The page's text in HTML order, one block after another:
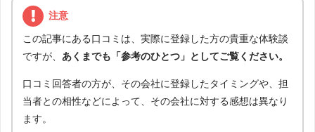
注意
この記事にある口コミは、実際に登録した方の貴重な体験談
ですが、 あくまでも「参考のひとつ」としてご覧ください。
口コミ回答者の方が、その会社に登録したタイミングや、担
当者との相性などによって、その会社に対する感想は異なり
ます。